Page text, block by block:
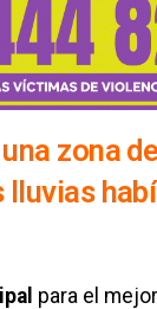
zona
para el